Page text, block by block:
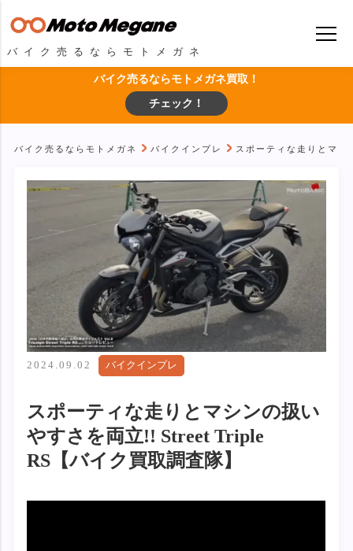
バイク売るならモトメガネ
バイク売るならモトメガネ買取！
チェック！
バイク売るならモトメガネ バイクインプレ スポーティな走りとマ
2024.09.02 バイクインプレ
スポーティな走りとマシンの扱い
やすさを両立!! Street Triple
RS【バイク買取調査隊】